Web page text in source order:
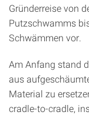
Gründerreise von
Putzschwamms
Schwämmen vor.
Am Anfang stand
aus
Material zu
cradle-to-cradle,